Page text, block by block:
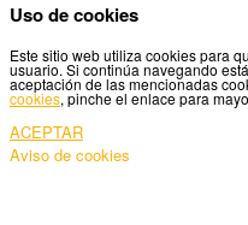
Uso de cookies
Este sitio web utiliza cookies para
usuario. Si continúa navegando
aceptación de las mencionadas
cookies, pinche el enlace para
ACEPTAR
Aviso de cookies